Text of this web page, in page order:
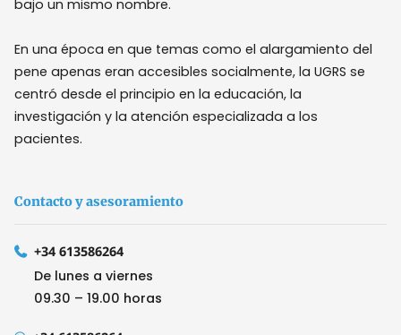
bajo un mismo nombre.
En una época en que temas como el alargamiento del
pene apenas eran accesibles socialmente, la UGRS se
centró desde el principio en la educación, la
investigación y la atención especializada a los
pacientes.
Contacto y asesoramiento
+34 613586264
De lunes a viernes
09.30 – 19.00 horas